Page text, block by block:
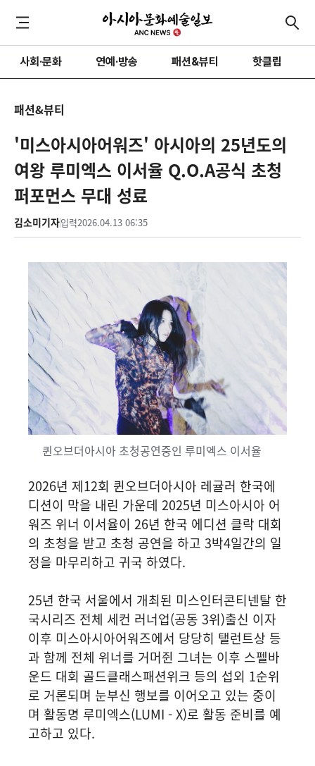
사회·문화 연예·방송 패션&뷰티 핫클립
패션&뷰티
'미스아시아어워즈' 아시아의 25년도의
여왕 루미엑스 이서율 Q.O.A공식 초청
퍼포먼스 무대 성료
김소미기자입력2026.04.13 06:35
퀸오브더아시아 초청공연중인 루미엑스 이서율
2026년 제12회 퀸오브더아시아 레귤러 한국에
디션이 막을 내린 가운데 2025년 미스아시아 어
워즈 위너 이서율이 26년 한국 에디션 클락 대회
의 초청을 받고 초청 공연을 하고 3박4일간의 일
정을 마무리하고 귀국 하였다.
25년 한국 서울에서 개최된 미스인터콘티넨탈 한
국시리즈 전체 세컨 러너업(공동 3위)출신 이자
이후 미스아시아어워즈에서 당당히 탤런트상 등
과 함께 전체 위너를 거머쥔 그녀는 이후 스펠바
운드 대회 골드클래스패션위크 등의 섭외 1순위
로 거론되며 눈부신 행보를 이어오고 있는 중이
며 활동명 루미엑스(LUMI - X)로 활동 준비를 예
고하고 있다.